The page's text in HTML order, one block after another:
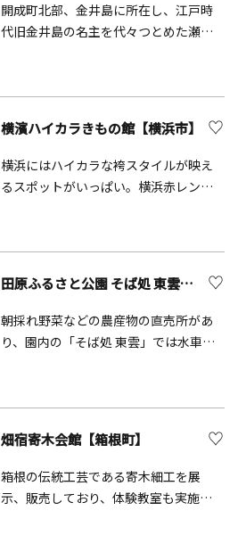
開成町北部、金井島に所在し、江戸時
代旧金井島の名主を代々つとめた瀬戸
体験も可能です。また、敷地内には発
酵をテーマとしたカフェや、地場野菜
の販売所、地元の特産品を使ったソフ
トクリーム販売所が併設されていま
す。
横濱ハイカラきもの館【横浜市】
横浜にはハイカラな袴スタイルが映え
るスポットがいっぱい。横浜赤レンガ
スポットまで、当店から徒歩1～10分で
様々な色柄からお好きなものを選べま
す。袴は定番の５色（エンジ・紫・
緑・紺・黒）のほかに刺繍・淡色・グ
田原ふるさと公園 そば処 東雲【秦野市】
朝採れ野菜などの農産物の直売所があ
り、園内の「そば処 東雲」では水車小
打つ「手打ちそば体験」もできます。
畑宿寄木会館【箱根町】
箱根の伝統工芸である寄木細工を展
示、販売しており、体験教室も実施し